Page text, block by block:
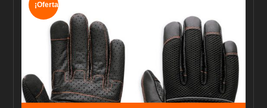
¡Oferta!